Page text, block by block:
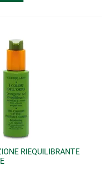
RIEQUILIBRANTE